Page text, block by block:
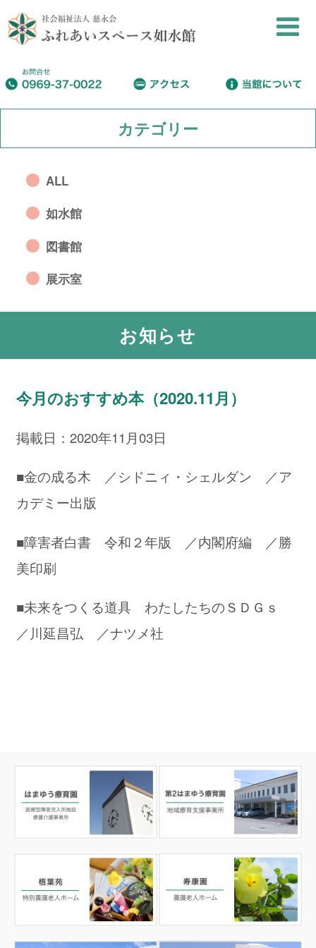
カテゴリー
ALL
如水館
図書館
展示室
お知らせ
今月のおすすめ本（2020.11月）
掲載日：2020年11月03日
■金の成る木 ／シドニィ・シェルダン ／ア
カデミー出版
■障害者白書 令和２年版 ／内閣府編 ／勝
美印刷
■未来をつくる道具 わたしたちのＳＤＧｓ
／川延昌弘 ／ナツメ社